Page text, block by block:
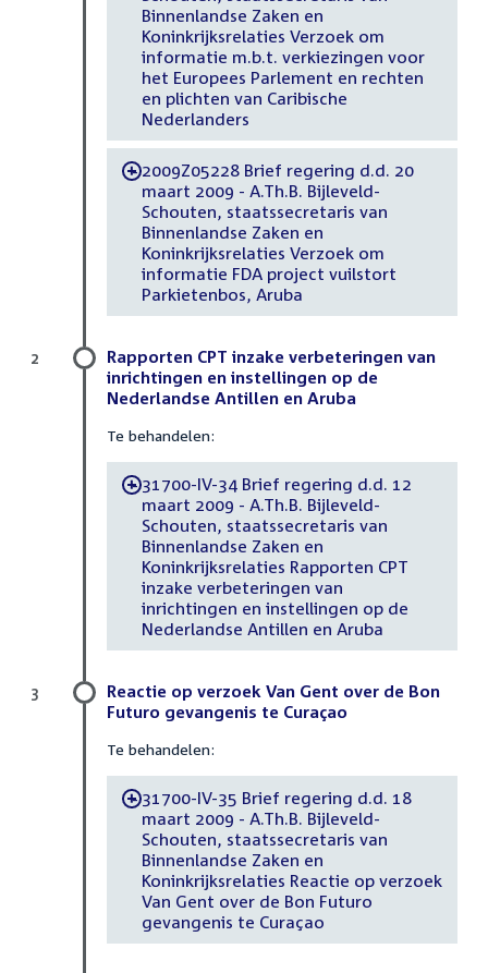
Binnenlandse Zaken en
Koninkrijksrelaties Verzoek om
informatie m.b.t. verkiezingen voor
het Europees Parlement en rechten
en plichten van Caribische
Nederlanders
-2009Z05228 Brief regering d.d. 20
maart 2009 - A.Th.B. Bijleveld-
Schouten, staatssecretaris van
Binnenlandse Zaken en
Koninkrijksrelaties Verzoek om
informatie FDA project vuilstort
Parkietenbos, Aruba
Rapporten CPT inzake verbeteringen van
inrichtingen en instellingen op de
Nederlandse Antillen en Aruba
Te behandelen:
-31700-IV-34 Brief regering d.d. 12
maart 2009 - A.Th.B. Bijleveld-
Schouten, staatssecretaris van
Binnenlandse Zaken en
Koninkrijksrelaties Rapporten CPT
inzake verbeteringen van
inrichtingen en instellingen op de
Nederlandse Antillen en Aruba
2
Reactie op verzoek Van Gent over de Bon
Futuro gevangenis te Curaçao
Te behandelen:
-31700-IV-35 Brief regering d.d. 18
maart 2009 - A.Th.B. Bijleveld-
Schouten, staatssecretaris van
Binnenlandse Zaken en
Koninkrijksrelaties Reactie op verzoek
Van Gent over de Bon Futuro
gevangenis te Curaçao
3